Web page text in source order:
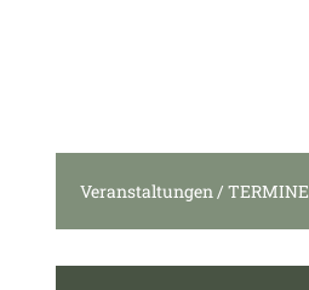
Veranstaltungen / TERMINE